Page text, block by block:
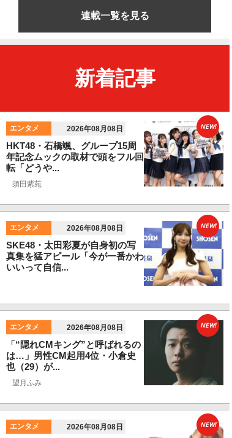
連載一覧を見る
新着記事
エンタメ 2026年08月08日
HKT48・石橋颯、グループ15周
年記念ムックの取材で頭をフル回
転「どうや...
須田紫苑
NEW!
エンタメ 2026年08月08日
SKE48・太田彩夏が自身初の写
真集を猛アピール「今が一番かわ
いいって自信...
NEW!
エンタメ 2026年08月08日
「“隠れCMキング”と呼ばれるの
は…」男性CM起用4位・小倉史
也（29）が...
望月ふみ
NEW!
エンタメ 2026年08月08日 NEW!